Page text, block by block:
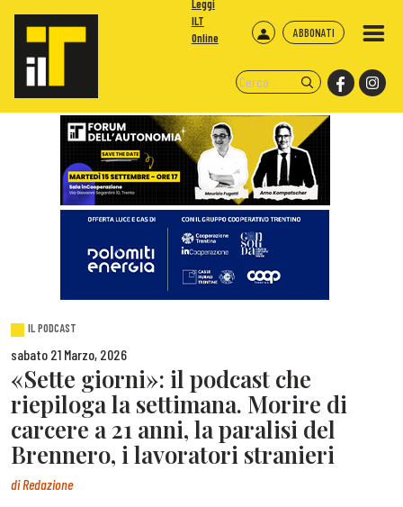
ABBONATI
Leggi
ILT
Online
IL PODCAST
sabato 21 Marzo, 2026
«Sette giorni»: il podcast che
riepiloga la settimana. Morire di
carcere a 21 anni, la paralisi del
Brennero, i lavoratori stranieri
diRedazione